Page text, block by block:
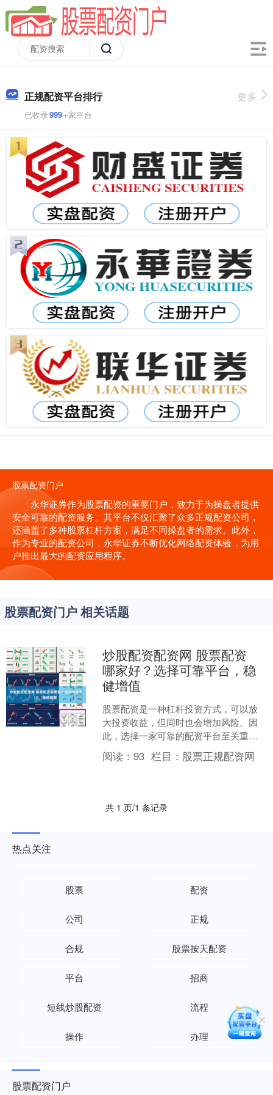
正规配资平台排行
已收录999+家平台
更多
股票配资门户
永华证券作为股票配资的重要门户，致力于为操盘者提供
安全可靠的配资服务。其平台不仅汇聚了众多正规配资公司，
还涵盖了多种股票杠杆方案，满足不同操盘者的需求。此外，
作为专业的配资公司，永华证券不断优化网络配资体验，为用
户推出最大的配资应用程序。
股票配资门户 相关话题
炒股配资配资网 股票配资
哪家好？选择可靠平台，稳
健增值
股票配资是一种杠杆投资方式，可以放
大投资收益，但同时也会增加风险。因
此，选择一家可靠的配资平台至关重
要。 1. 确定经营模式：首先需要确定你
想要经营的股票配资网....
阅读：93 栏目： 股票正规配资网
共 1 页/1 条记录
热点关注
股票 配资
公司 正规
合规 股票按天配资
平台 招商
短线炒股配资 流程
操作 办理
股票配资门户